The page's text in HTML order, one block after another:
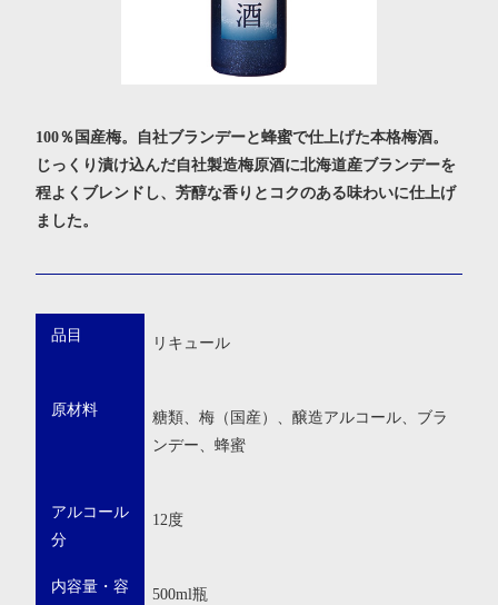
100％国産梅。自社ブランデーと蜂蜜で仕上げた本格梅酒。
じっくり漬け込んだ自社製造梅原酒に北海道産ブランデーを
程よくブレンドし、芳醇な香りとコクのある味わいに仕上げ
ました。
品目 リキュール
原材料
糖類、梅（国産）、醸造アルコール、ブラ
ンデー、蜂蜜
アルコール
分
12度
内容量・容
500ml瓶